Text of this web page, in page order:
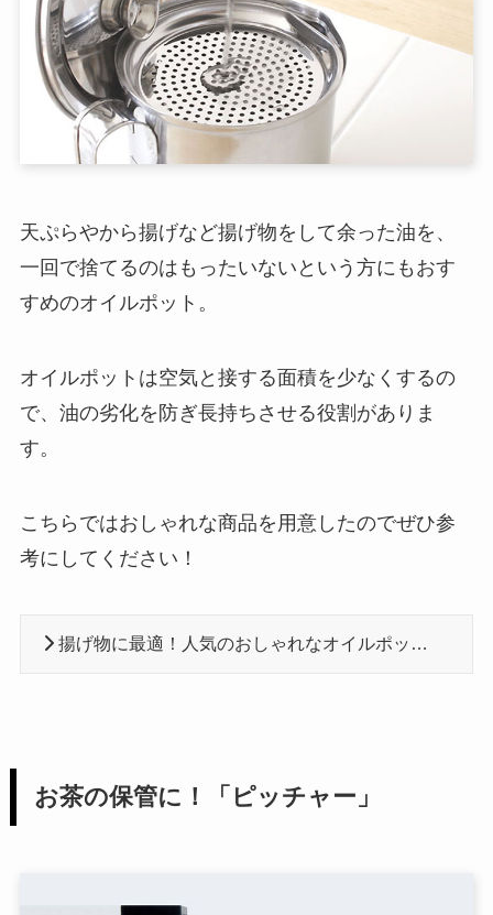
天ぷらやから揚げなど揚げ物をして余った油を、
一回で捨てるのはもったいないという方にもおす
すめのオイルポット。
オイルポットは空気と接する面積を少なくするの
で、油の劣化を防ぎ長持ちさせる役割がありま
す。
こちらではおしゃれな商品を用意したのでぜひ参
考にしてください！
揚げ物に最適！人気のおしゃれなオイルポットおすすめ６選
お茶の保管に！「ピッチャー」